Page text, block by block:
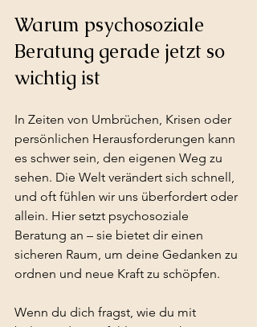
Warum psychosoziale
Beratung gerade jetzt so
wichtig ist
In Zeiten von Umbrüchen, Krisen oder
persönlichen Herausforderungen kann
es schwer sein, den eigenen Weg zu
sehen. Die Welt verändert sich schnell,
und oft fühlen wir uns überfordert oder
allein. Hier setzt psychosoziale
Beratung an – sie bietet dir einen
sicheren Raum, um deine Gedanken zu
ordnen und neue Kraft zu schöpfen.
Wenn du dich fragst, wie du mit